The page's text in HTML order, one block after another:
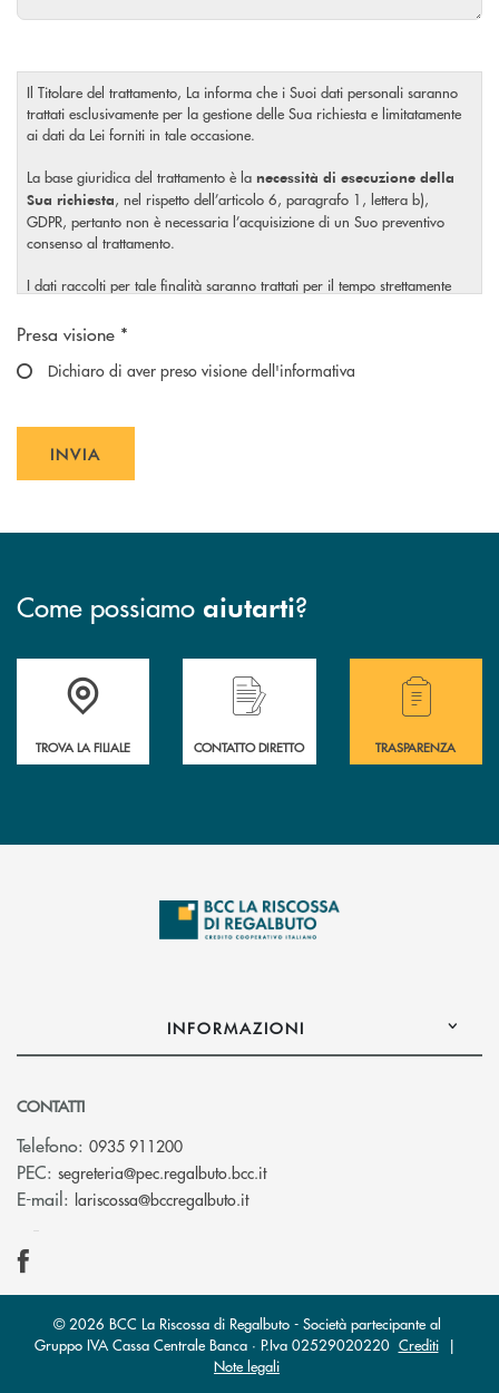
Il Titolare del trattamento, La informa che i Suoi dati personali saranno
trattati esclusivamente per la gestione delle Sua richiesta e limitatamente
ai dati da Lei forniti in tale occasione.
La base giuridica del trattamento è la necessità di esecuzione della
Sua richiesta, nel rispetto dell’articolo 6, paragrafo 1, lettera b),
GDPR, pertanto non è necessaria l’acquisizione di un Suo preventivo
consenso al trattamento.
I dati raccolti per tale finalità saranno trattati per il tempo strettamente
visionare l’informativa completa sul trattamento dei Suoi dati
Scegliere un'opzione
Presa visione *
Dichiaro di aver preso visione dell'informativa
INVIA
Come possiamo aiutarti?
Accedi all' elenco completo delle filiali della Bcc
TROVA LA FILIALE
Hai bisogno di assistenza immediata?
CONTATTO DIRETTO
Hai bisogno di
TRASPARENZA
INFORMAZIONI
CONTATTI
Telefono: 0935 911200
PEC: segreteria@pec.regalbuto.bcc.it(si apre l’app di posta
E-mail: lariscossa@bccregalbuto.it(si apre l’app di posta
© 2026 BCC La Riscossa di Regalbuto - Società partecipante al
Gruppo IVA Cassa Centrale Banca · P.Iva 02529020220 Crediti|
Note legali